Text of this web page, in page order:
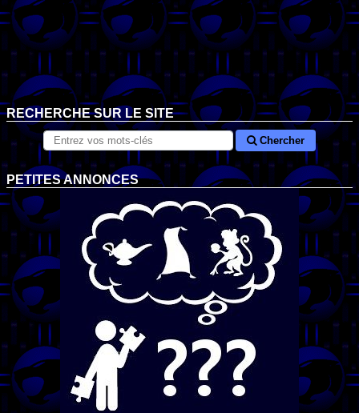
RECHERCHE SUR LE SITE
Chercher
PETITES ANNONCES